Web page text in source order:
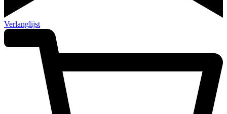
Verlanglijst